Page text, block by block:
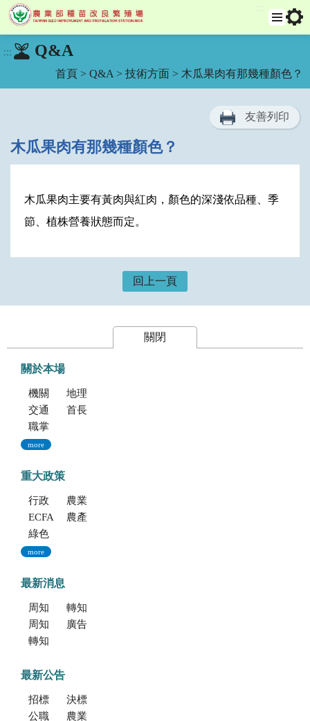
到
要
列
:::
::: Q&A
首頁 > Q&A > 技術方面 > 木瓜果肉有那幾種顏色？
友善列印
木瓜果肉有那幾種顏色？
木瓜果肉主要有黃肉與紅肉，顏色的深淺依品種、季
節、植株營養狀態而定。
回上一頁
關閉
關於本場
機關簡介
地理位置及農業環境
交通指南
首長專區
職掌與組織編制
more
重大政策
行政院重大政策(連結至行政院)
農業部重大政策(連結至農業部)
ECFA專區
農產業保險(連結至農糧署)
綠色環境給付計畫(連結至農糧署)
more
最新消息
周知文化部「2027年文化部百大文化基地徵選獎勵簡章」，歡迎踴躍參加。
轉知考選部「115年建築師、技師、大地工程技師（第二階段考試）、 不動產經紀人、記帳士考試」報名訊息
周知文化部文化資產局訂於115年9月19日至20日辦理「2026年全國古蹟日活動」
廣告文宣「116年度軍公教員工待遇提升方案」政策圖文說明
轉知海洋委員會海洋保育署「2026海洋保育創意短影音競賽」活動資訊
最新公告
招標公告
決標公告
公職人員利益衝突迴避法身份揭露專區
農業新聞